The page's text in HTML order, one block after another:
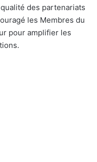
des partenariats
les Membres du
pour amplifier les